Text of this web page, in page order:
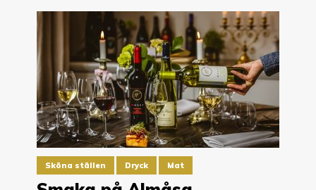
Sköna ställen Dryck Mat